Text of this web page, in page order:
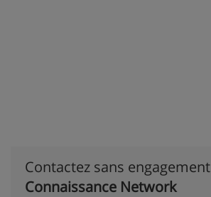
Contactez sans engagement
Connaissance Network